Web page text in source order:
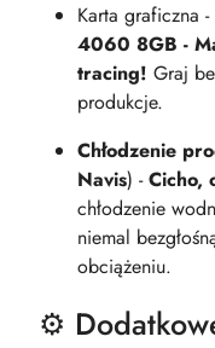
Karta graficzna
4060 8GB -
tracing! Graj
produkcje.
Chłodzenie
Navis) -Cicho,
chłodzenie
niemal
obciążeniu.
⚙️